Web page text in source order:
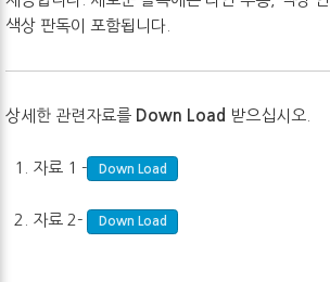
색상 판독이 포함됩니다.
상세한 관련자료를 Down Load 받으십시오.
1. 자료 1 - Down Load
2. 자료 2- Down Load